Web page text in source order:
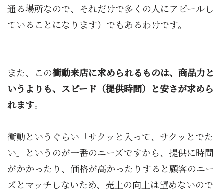
通る場所なので、それだけで多くの人にアピールし
ていることになります）でもあるわけです。
また、この衝動来店に求められるものは、商品力と
いうよりも、スピード（提供時間）と安さが求めら
れます。
衝動というぐらい「サクッと入って、サクッとでた
い」というのが一番のニーズですから、提供に時間
がかかったり、価格が高かったりすると顧客のニー
ズとマッチしないため、売上の向上は望めないので